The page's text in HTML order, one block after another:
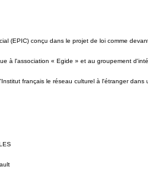
(EPIC) conçu dans le projet de loi comme
à l'association « Egide » et au groupement
français le réseau culturel à l'étranger dans